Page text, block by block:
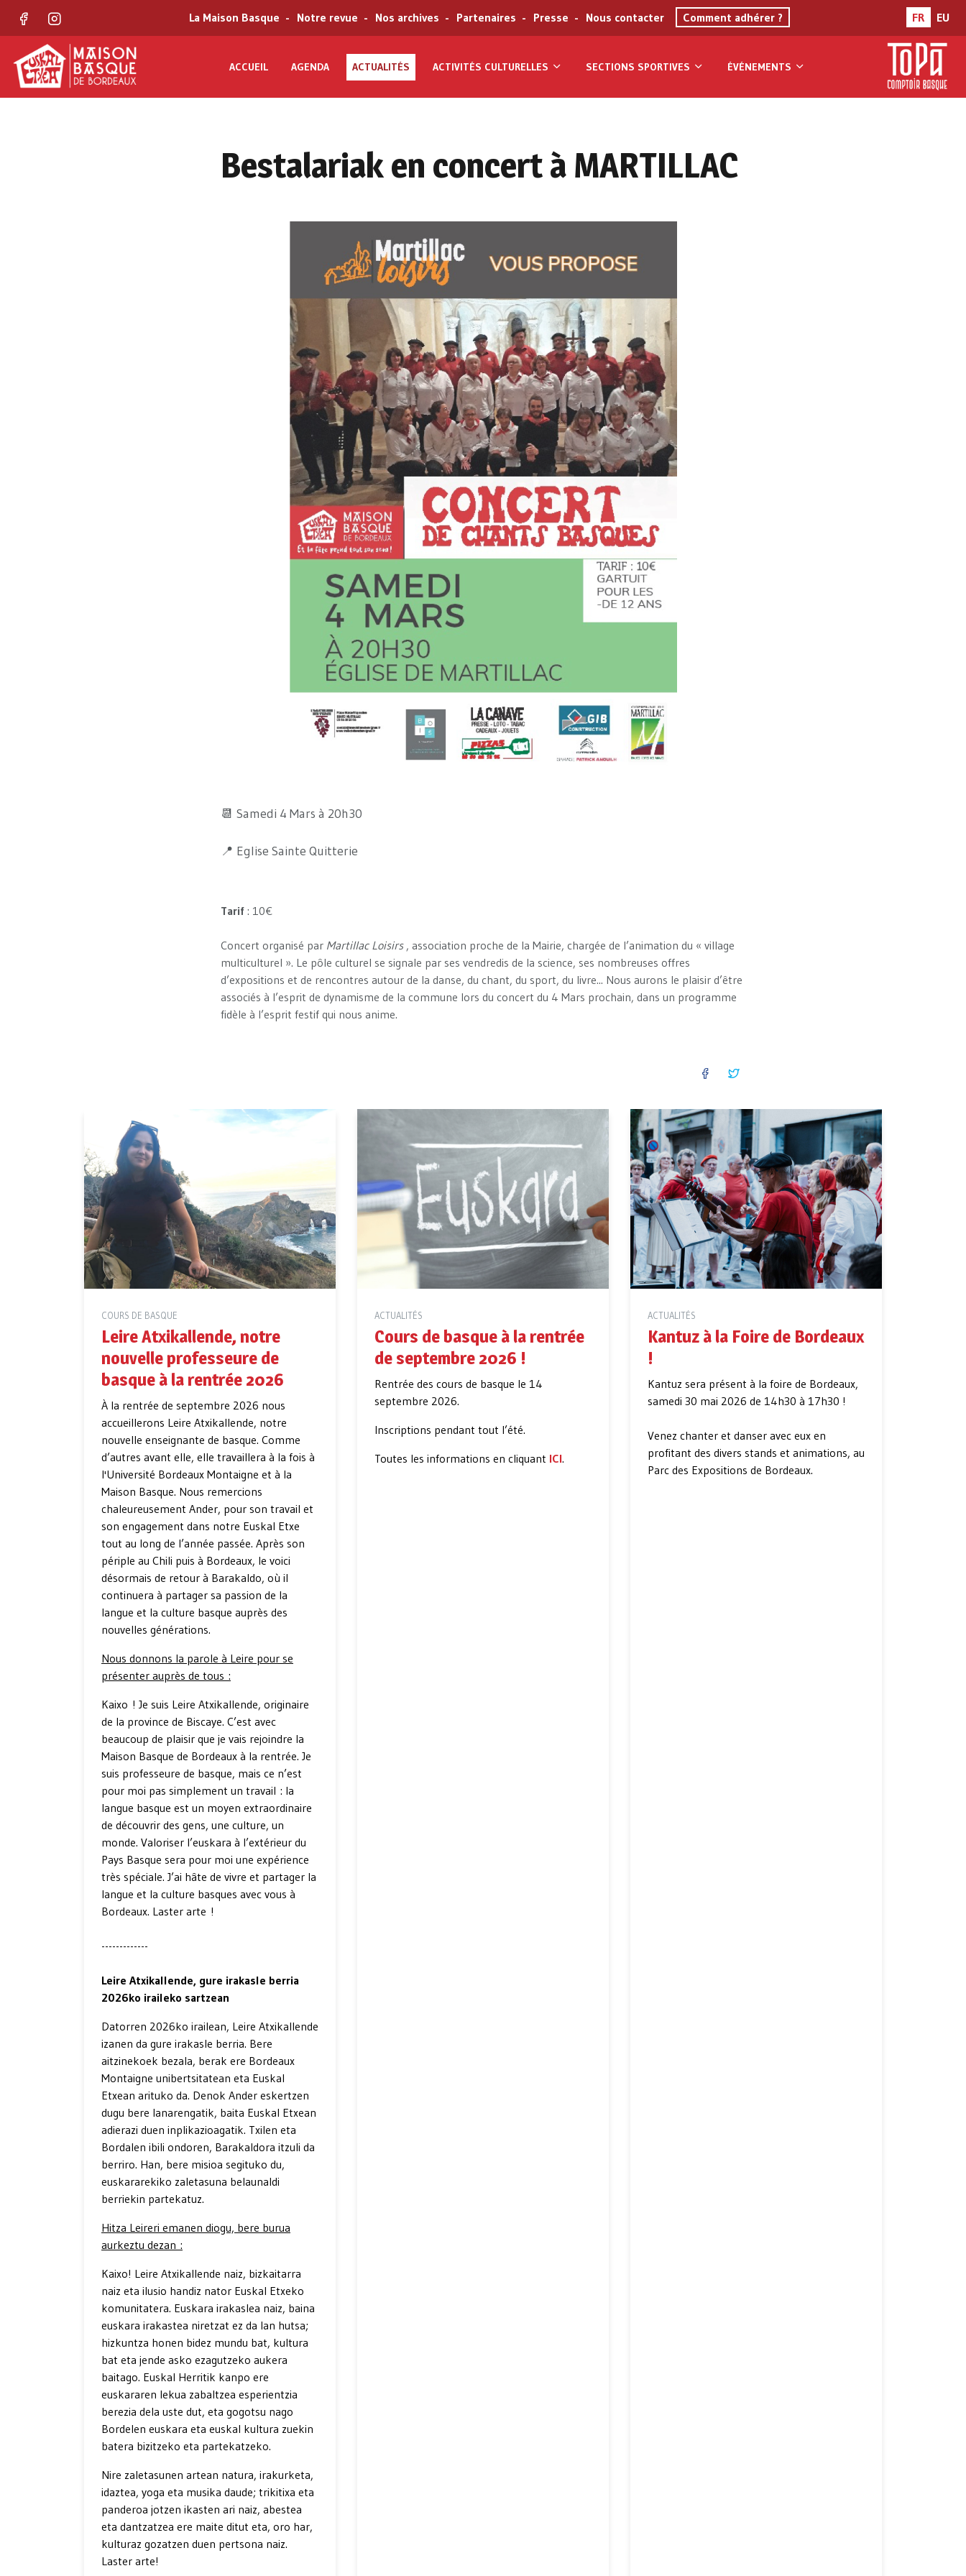
FacebookInstagram La Maison Basque Notre revue Nos archives Partenaires Presse Nous contacter Comment adhérer ? FR EU
ACCUEIL AGENDA ACTUALITÉS ACTIVITÉS CULTURELLES SECTIONS SPORTIVES ÉVÉNEMENTS
Bestalariak en concert à MARTILLAC
📆 Samedi 4 Mars à 20h30
📍 Eglise Sainte Quitterie
Tarif : 10€
Concert organisé par Martillac Loisirs , association proche de la Mairie, chargée de l’animation du « village
multiculturel ». Le pôle culturel se signale par ses vendredis de la science, ses nombreuses offres
d’expositions et de rencontres autour de la danse, du chant, du sport, du livre... Nous aurons le plaisir d’être
associés à l’esprit de dynamisme de la commune lors du concert du 4 Mars prochain, dans un programme
fidèle à l’esprit festif qui nous anime.
FACEBOOK
TWITTER
COURS DE BASQUE
Leire Atxikallende, notre
nouvelle professeure de
basque à la rentrée 2026
À la rentrée de septembre 2026 nous
accueillerons Leire Atxikallende, notre
nouvelle enseignante de basque. Comme
d’autres avant elle, elle travaillera à la fois à
l'Université Bordeaux Montaigne et à la
Maison Basque. Nous remercions
chaleureusement Ander, pour son travail et
son engagement dans notre Euskal Etxe
tout au long de l’année passée. Après son
périple au Chili puis à Bordeaux, le voici
désormais de retour à Barakaldo, où il
continuera à partager sa passion de la
langue et la culture basque auprès des
nouvelles générations.
Nous donnons la parole à Leire pour se
présenter auprès de tous :
Kaixo ! Je suis Leire Atxikallende, originaire
de la province de Biscaye. C’est avec
beaucoup de plaisir que je vais rejoindre la
Maison Basque de Bordeaux à la rentrée. Je
suis professeure de basque, mais ce n’est
pour moi pas simplement un travail : la
langue basque est un moyen extraordinaire
de découvrir des gens, une culture, un
monde. Valoriser l’euskara à l’extérieur du
Pays Basque sera pour moi une expérience
très spéciale. J’ai hâte de vivre et partager la
langue et la culture basques avec vous à
Bordeaux. Laster arte !
-------------
Leire Atxikallende, gure irakasle berria
2026ko iraileko sartzean
Datorren 2026ko irailean, Leire Atxikallende
izanen da gure irakasle berria. Bere
aitzinekoek bezala, berak ere Bordeaux
Montaigne unibertsitatean eta Euskal
Etxean arituko da. Denok Ander eskertzen
dugu bere lanarengatik, baita Euskal Etxean
adierazi duen inplikazioagatik. Txilen eta
Bordalen ibili ondoren, Barakaldora itzuli da
berriro. Han, bere misioa segituko du,
euskararekiko zaletasuna belaunaldi
berriekin partekatuz.
Hitza Leireri emanen diogu, bere burua
aurkeztu dezan :
Kaixo! Leire Atxikallende naiz, bizkaitarra
naiz eta ilusio handiz nator Euskal Etxeko
komunitatera. Euskara irakaslea naiz, baina
euskara irakastea niretzat ez da lan hutsa;
hizkuntza honen bidez mundu bat, kultura
bat eta jende asko ezagutzeko aukera
baitago. Euskal Herritik kanpo ere
euskararen lekua zabaltzea esperientzia
berezia dela uste dut, eta gogotsu nago
Bordelen euskara eta euskal kultura zuekin
batera bizitzeko eta partekatzeko.
Nire zaletasunen artean natura, irakurketa,
idaztea, yoga eta musika daude; trikitixa eta
panderoa jotzen ikasten ari naiz, abestea
eta dantzatzea ere maite ditut eta, oro har,
kulturaz gozatzen duen pertsona naiz.
Laster arte!
ACTUALITÉS
Cours de basque à la rentrée
de septembre 2026 !
Rentrée des cours de basque le 14
septembre 2026.
Inscriptions pendant tout l’été.
Toutes les informations en cliquant ICI.
ACTUALITÉS
Kantuz à la Foire de Bordeaux
!
Kantuz sera présent à la foire de Bordeaux,
samedi 30 mai 2026 de 14h30 à 17h30 !
Venez chanter et danser avec eux en
profitant des divers stands et animations, au
Parc des Expositions de Bordeaux.